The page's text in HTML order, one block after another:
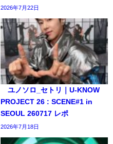
2026年7月22日
ユノソロ_セトリ｜U-KNOW
PROJECT 26 : SCENE#1 in
SEOUL 260717 レポ
2026年7月18日